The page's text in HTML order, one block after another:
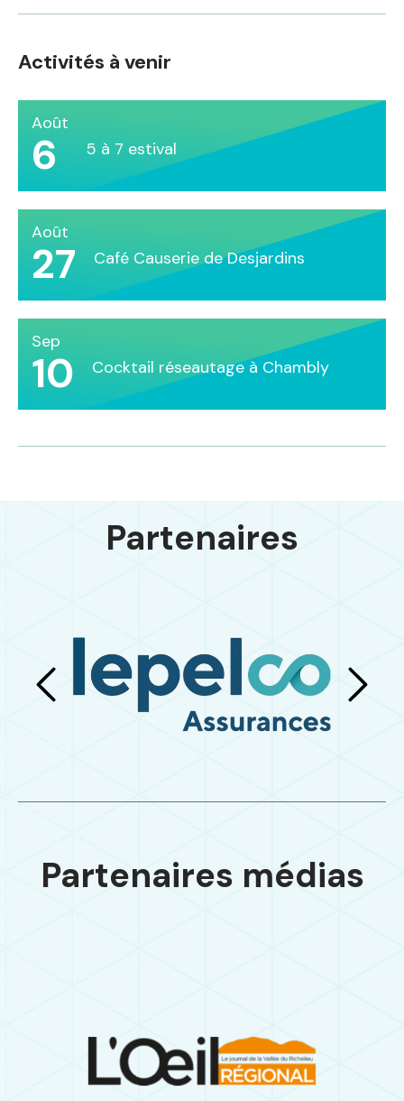
Activités à venir
Août
6 5 à 7 estival
Août
27 Café Causerie de Desjardins
Sep
10 Cocktail réseautage à Chambly
Partenaires
Partenaires médias